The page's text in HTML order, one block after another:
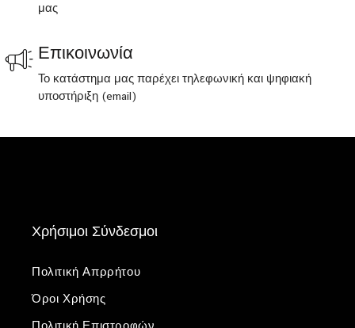
μας
Επικοινωνία
Το κατάστημα μας παρέχει τηλεφωνική και ψηφιακή
υποστήριξη (email)
Χρήσιμοι Σύνδεσμοι
Πολιτική Απρρήτου
Όροι Χρήσης